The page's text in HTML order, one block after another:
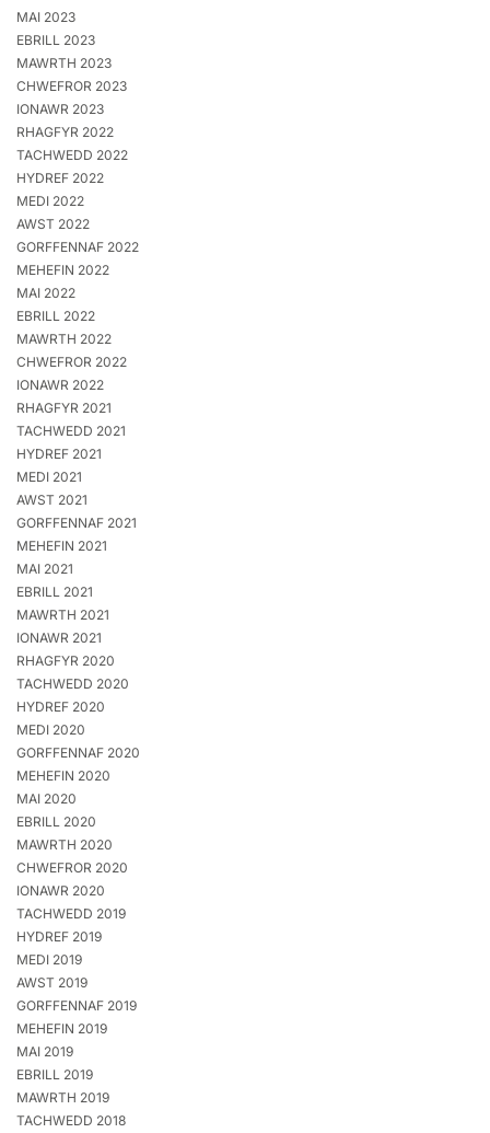
MAI 2023
EBRILL 2023
MAWRTH 2023
CHWEFROR 2023
IONAWR 2023
RHAGFYR 2022
TACHWEDD 2022
HYDREF 2022
MEDI 2022
AWST 2022
GORFFENNAF 2022
MEHEFIN 2022
MAI 2022
EBRILL 2022
MAWRTH 2022
CHWEFROR 2022
IONAWR 2022
RHAGFYR 2021
TACHWEDD 2021
HYDREF 2021
MEDI 2021
AWST 2021
GORFFENNAF 2021
MEHEFIN 2021
MAI 2021
EBRILL 2021
MAWRTH 2021
IONAWR 2021
RHAGFYR 2020
TACHWEDD 2020
HYDREF 2020
MEDI 2020
GORFFENNAF 2020
MEHEFIN 2020
MAI 2020
EBRILL 2020
MAWRTH 2020
CHWEFROR 2020
IONAWR 2020
TACHWEDD 2019
HYDREF 2019
MEDI 2019
AWST 2019
GORFFENNAF 2019
MEHEFIN 2019
MAI 2019
EBRILL 2019
MAWRTH 2019
TACHWEDD 2018